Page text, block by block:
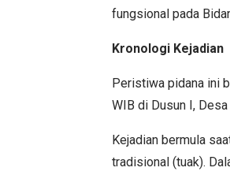
fungsional pada
Kronologi Kejadian
Peristiwa pidana ini
WIB di Dusun I,
Kejadian bermula
tradisional (tuak).